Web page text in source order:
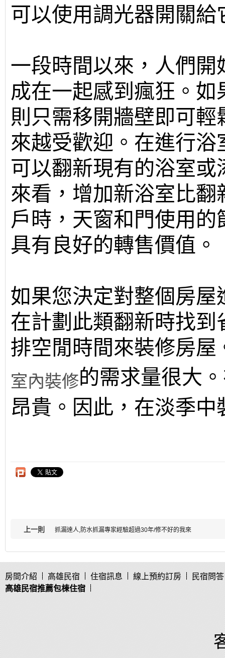
可以使用調光器開關
一段時間以來，人們
成在一起感到瘋狂。
則只需移開牆壁即可
來越受歡迎。在進行
可以翻新現有的浴室
來看，增加新浴室比
戶時，天窗和門使用
具有良好的轉售價值。
如果您決定對整個房
在計劃此類翻新時找
排空閒時間來裝修房
室內裝修的需求量很大
昂貴。因此，在淡季中
上一則 抓漏達人,防水抓漏專家經驗超過30年/修不好的我來
房間介紹 高雄民宿 住宿訊息 線上預約訂房
民宿問答
高雄民宿推薦包棟住宿